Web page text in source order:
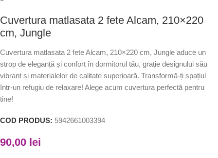
Cuvertura matlasata 2 fete Alcam, 210×220
cm, Jungle
Cuvertura matlasata 2 fete Alcam, 210×220 cm, Jungle aduce un
strop de eleganță și confort în dormitorul tău, grație designului său
vibrant și materialelor de calitate superioară. Transformă-ți spațiul
într-un refugiu de relaxare! Alege acum cuvertura perfectă pentru
tine!
COD PRODUS: 5942661003394
90,00 lei